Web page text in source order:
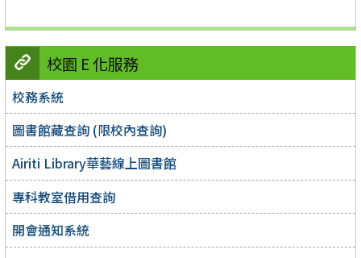
校園 E 化服務
校務系統
圖書館藏查詢 (限校內查詢)
Airiti Library華藝線上圖書館
專科教室借用查詢
開會通知系統